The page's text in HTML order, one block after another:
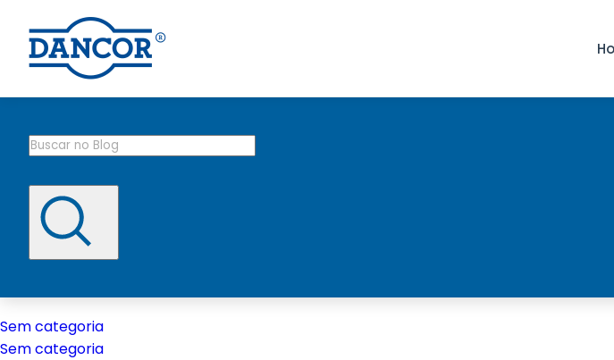
Sem categoria
Sem categoria